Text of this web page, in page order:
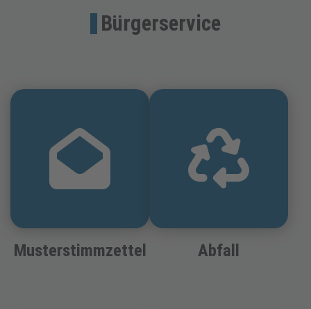
Bürgerservice
Musterstimmzettel Abfall